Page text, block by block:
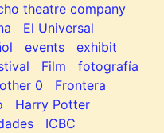
theatre company
El Universal
events
exhibit
Film
fotografía
0
Frontera
Harry Potter
ICBC